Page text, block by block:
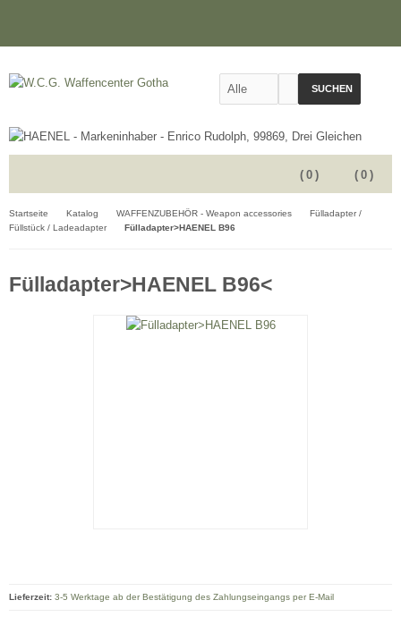
SUCHEN
( 0 )
( 0 )
Startseite Katalog WAFFENZUBEHÖR - Weapon accessories
Fülladapter /
Füllstück / Ladeadapter
Fülladapter>HAENEL B96
Fülladapter>HAENEL B96<
Lieferzeit: 3-5 Werktage ab der Bestätigung des Zahlungseingangs per E-Mail